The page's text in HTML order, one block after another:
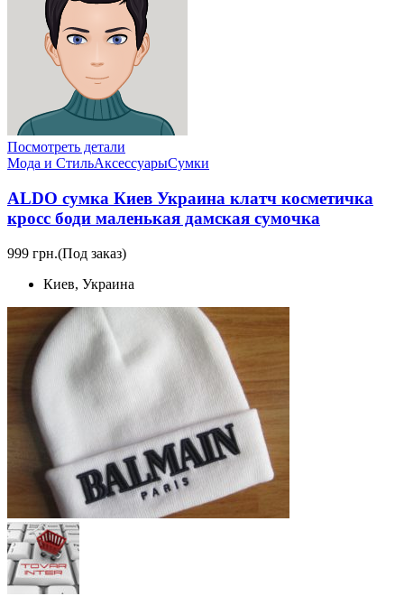
Посмотреть детали
Мода и СтильАксессуарыСумки
ALDO сумка Киев Украина клатч коcметичка
кросс боди маленькая дамская сумочка
999 грн.(Под заказ)
Киев, Украина